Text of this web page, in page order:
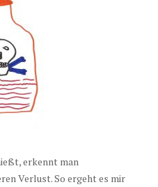
erkennt man
Verlust. So ergeht es mir